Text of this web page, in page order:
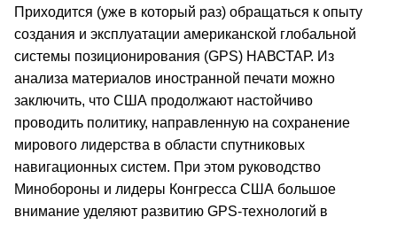
Приходится (уже в который раз) обращаться к опыту
создания и эксплуатации американской глобальной
системы позиционирования (GPS) НАВСТАР. Из
анализа материалов иностранной печати можно
заключить, что США продолжают настойчиво
проводить политику, направленную на сохранение
мирового лидерства в области спутниковых
навигационных систем. При этом руководство
Минобороны и лидеры Конгресса США большое
внимание уделяют развитию GPS-технологий в